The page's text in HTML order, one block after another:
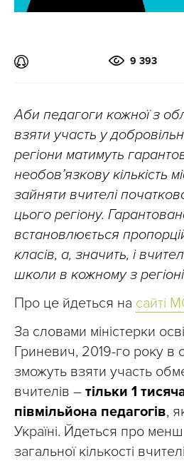
9 393
Аби педагоги кожної з
взяти участь у
регіони матимуть
необов’язкову кількість
зайняти вчителі
цього регіону.
встановлюється
класів, а, значить, і
школи в кожному з
Про це йдеться на сайті
За словами міністерки
Гриневич, 2019-го року в
зможуть взяти участь
вчителів – тільки 1
півмільйона педагогів,
Україні. Йдеться про
загальної кількості